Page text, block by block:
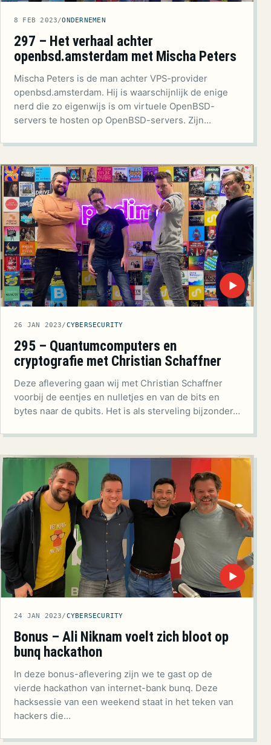
8 FEB 2023/ONDERNEMEN
297 – Het verhaal achter
openbsd.amsterdam met Mischa Peters
Mischa Peters is de man achter VPS-provider
openbsd.amsterdam. Hij is waarschijnlijk de enige
nerd die zo eigenwijs is om virtuele OpenBSD-
servers te hosten op OpenBSD-servers. Zijn…
▶
26 JAN 2023/CYBERSECURITY
295 – Quantumcomputers en
cryptografie met Christian Schaffner
Deze aflevering gaan wij met Christian Schaffner
voorbij de eentjes en nulletjes en van de bits en
bytes naar de qubits. Het is als sterveling bijzonder…
▶
24 JAN 2023/CYBERSECURITY
Bonus – Ali Niknam voelt zich bloot op
bunq hackathon
In deze bonus-aflevering zijn we te gast op de
vierde hackathon van internet-bank bunq. Deze
hacksessie van een weekend staat in het teken van
hackers die…